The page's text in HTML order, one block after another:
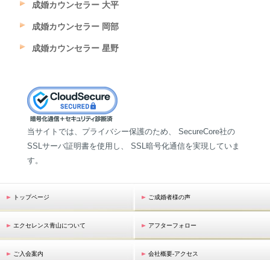
成婚カウンセラー 大平
成婚カウンセラー 岡部
成婚カウンセラー 星野
当サイトでは、プライバシー保護のため、 SecureCore社の
SSLサーバ証明書を使用し、 SSL暗号化通信を実現していま
す。
トップページ
エクセレンス青山について
ご入会案内
ご成婚者様の声
アフターフォロー
会社概要-アクセス